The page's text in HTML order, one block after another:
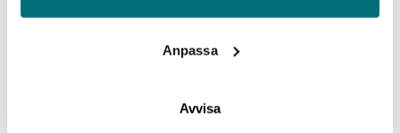
Anpassa
Avvisa
Digitalt